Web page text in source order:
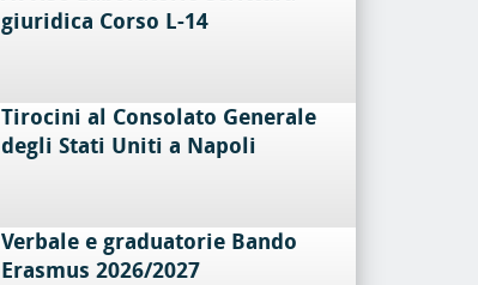
giuridica Corso L-14
Tirocini al Consolato Generale
degli Stati Uniti a Napoli
Verbale e graduatorie Bando
Erasmus 2026/2027